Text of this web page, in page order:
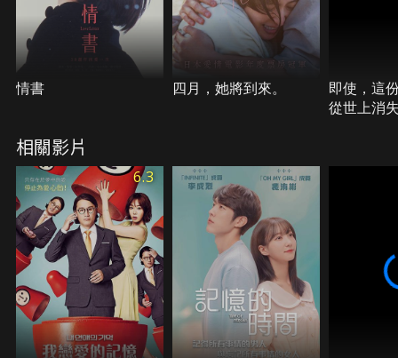
情書 四月，她將到來。
即使，這
從世上消
相關影片
6.3